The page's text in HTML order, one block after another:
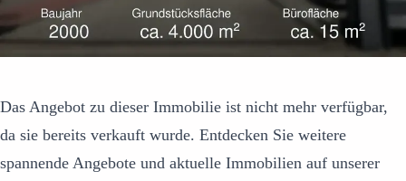
Das Angebot zu dieser Immobilie ist nicht mehr verfügbar,
da sie bereits verkauft wurde. Entdecken Sie weitere
spannende Angebote und aktuelle Immobilien auf unserer